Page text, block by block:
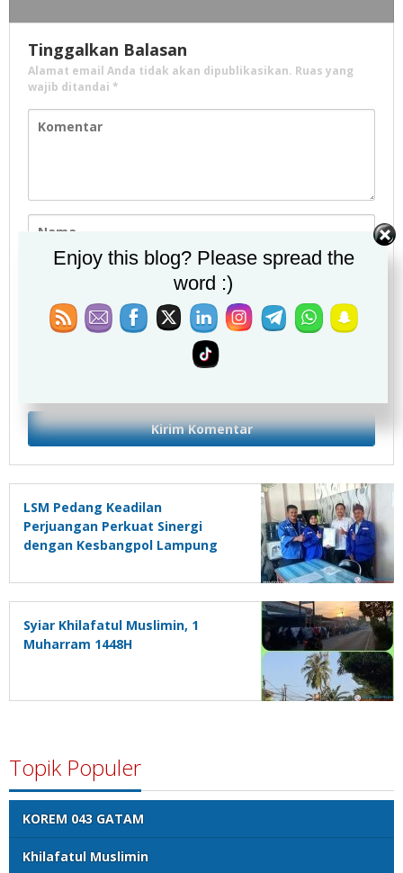
Tinggalkan Balasan
Alamat email Anda tidak akan dipublikasikan. Ruas yang
wajib ditandai *
Simpan nama, email, dan situs web saya pada
LSM Pedang Keadilan
Perjuangan Perkuat Sinergi
dengan Kesbangpol Lampung
Syiar Khilafatul Muslimin, 1
Muharram 1448H
Topik Populer
KOREM 043 GATAM
Khilafatul Muslimin
Enjoy this blog? Please spread the
word :)